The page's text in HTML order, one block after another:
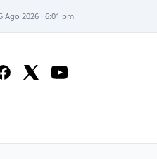
Ago 2026 · 6:01 pm